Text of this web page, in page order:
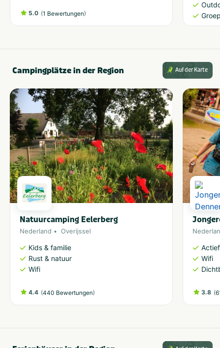
5.0 (1 Bewertungen)
Campingplätze in der Region Auf der Karte
Natuurcamping Eelerberg
Nederland Overijssel
Kids & familie
Rust & natuur
Wifi
4.4 (440 Bewertungen)
Wifi
3.8 (